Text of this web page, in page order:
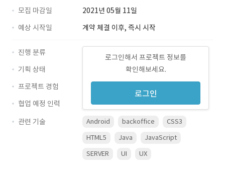
모집 마감일
2021년 05월 11일
예상 시작일
계약 체결 이후, 즉시 시작
로그인해서 프로젝트 정보를
확인해보세요.
로그인
진행 분류
기획 상태
프로젝트 경험
협업 예정 인력
관련 기술
Android backoffice
CSS3
HTML5
Java
JavaScript
SERVER
UI UX